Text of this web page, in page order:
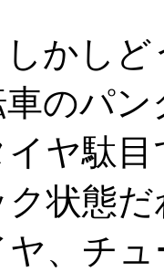
しかし
のパ
イヤ駄
ク状態
、チ